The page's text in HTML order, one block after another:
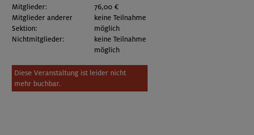
Mitglieder:
76,00 €
Mitglieder anderer
Sektion:
keine Teilnahme
möglich
Nichtmitglieder:
keine Teilnahme
möglich
Diese Veranstaltung ist leider nicht
mehr buchbar.